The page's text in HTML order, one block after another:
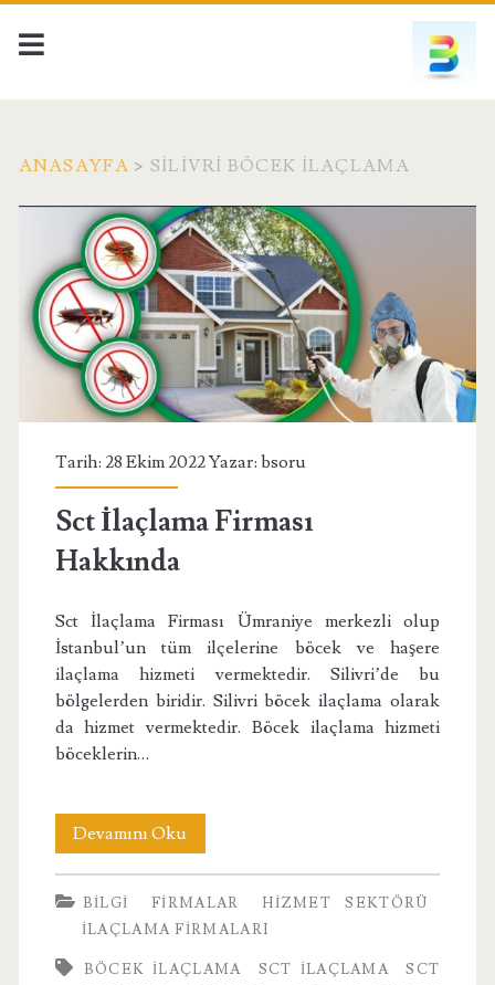
ANASAYFA > SILIVRI BÖCEK ILAÇLAMA
Etiket:
<span>silivri
böcek
ilaçlama</span>
Tarih: 28 Ekim 2022 Yazar: bsoru
Sct İlaçlama Firması
Hakkında
Sct İlaçlama Firması Ümraniye merkezli olup
İstanbul’un tüm ilçelerine böcek ve haşere
ilaçlama hizmeti vermektedir. Silivri’de bu
bölgelerden biridir. Silivri böcek ilaçlama olarak
da hizmet vermektedir. Böcek ilaçlama hizmeti
böceklerin…
Devamını OkuSct
İlaçlama
Firması
BILGI FIRMALAR
HIZMET SEKTÖRÜ
İLAÇLAMA FIRMALARI
BÖCEK ILAÇLAMA SCT ILAÇLAMA
SCT